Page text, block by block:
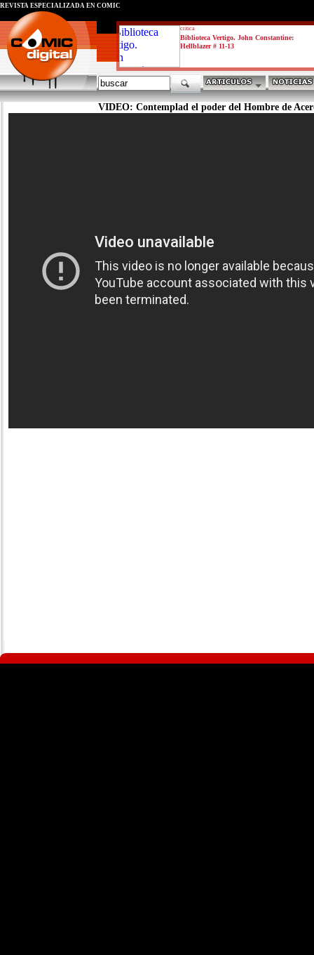
critica
Biblioteca Vertigo. John Constantine:
Hellblazer # 11-13
REVISTA ESPECIALIZADA EN CÓMIC
VIDEO: Contemplad el poder del Hombre de